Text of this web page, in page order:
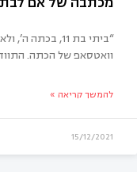
“ביתי בת 11,
וואטסאפ של הכתה.
להמשך קריאה »
15/12/2021